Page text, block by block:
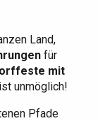
Land,
für
mit
unmöglich!
Pfade